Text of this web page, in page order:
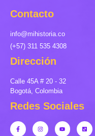
Contacto
info@mihistoria.co
(+57) 311 535 4308
Dirección
Calle 45A # 20 - 32
Bogotá, Colombia
Redes Sociales